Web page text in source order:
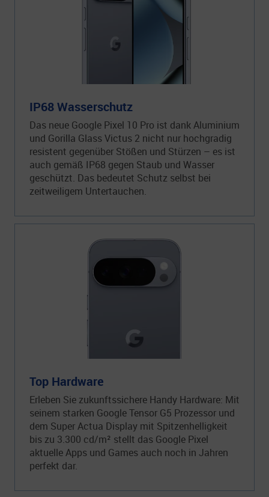
IP68 Wasserschutz
Das neue Google Pixel 10 Pro ist dank Aluminium
und Gorilla Glass Victus 2 nicht nur hochgradig
resistent gegenüber Stößen und Stürzen – es ist
auch gemäß IP68 gegen Staub und Wasser
geschützt. Das bedeutet Schutz selbst bei
zeitweiligem Untertauchen.
Top Hardware
Erleben Sie zukunftssichere Handy Hardware: Mit
seinem starken Google Tensor G5 Prozessor und
dem Super Actua Display mit Spitzenhelligkeit
bis zu 3.300 cd/m² stellt das Google Pixel
aktuelle Apps und Games auch noch in Jahren
perfekt dar.